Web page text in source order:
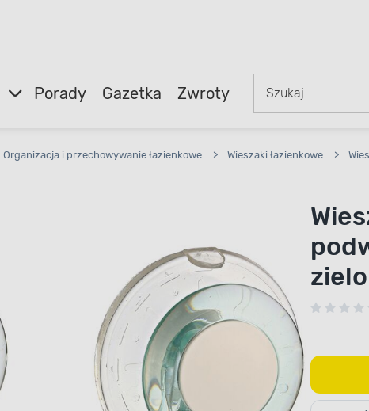
Porady Gazetka Zwroty
Organizacja i przechowywanie łazienkowe > Wieszaki łazienkowe >